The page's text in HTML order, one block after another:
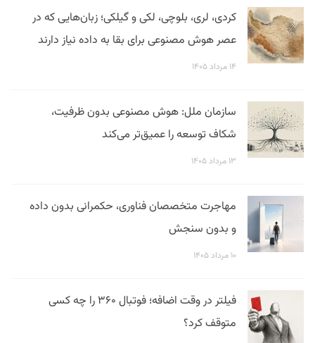
کردی، لری، بلوچی، لکی و گیلکی؛ زبان‌هایی که در
عصر هوش مصنوعی برای بقا به داده نیاز دارند
۱۴ مرداد ۱۴۰۵
سازمان ملل: هوش مصنوعی بدون ظرفیت،
شکاف توسعه را عمیق‌تر می‌کند
۱۳ مرداد ۱۴۰۵
مهاجرت متخصصان فناوری، حکمرانی بدون داده
و بدون سنجش
۱۰ مرداد ۱۴۰۵
فیلتر در وقت اضافه؛ فوتبال ۳۶۰ را چه کسی
متوقف کرد؟